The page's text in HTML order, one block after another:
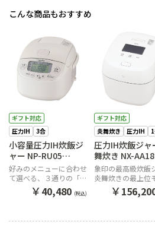
こんな商品もおすすめ
ギフト対応
圧力IH
3合
小容量圧力IH炊飯ジ
ャー NP-RU05
WA（ホワイト）
好みのメニューに合わせ
て選べる、３通りの「炊
き分け圧力」
￥40,480 (税込)
ギフト対応
炎舞炊き
圧力IH
圧力IH炊飯ジャ
舞炊き NX-AA18
WZ（白）
象印の最高級炊飯
炎舞炊きの最上位
￥